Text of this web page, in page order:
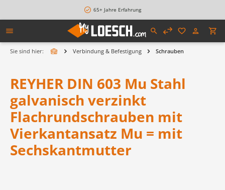
65+ Jahre Erfahrung
Sie sind hier: Verbindung & Befestigung Schrauben
REYHER DIN 603 Mu Stahl
galvanisch verzinkt
Flachrundschrauben mit
Vierkantansatz Mu = mit
Sechskantmutter